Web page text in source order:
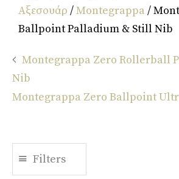
Αξεσουάρ /Montegrappa /
Ballpoint Palladium & Still Nib
Montegrappa Zero Rollerball
Nib
Montegrappa Zero Ballpoint
Filters